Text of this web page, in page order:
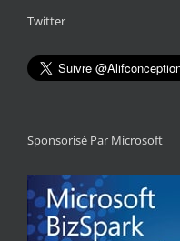
Twitter
Sponsorisé Par Microsoft